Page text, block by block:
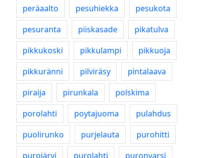
peräaalto
pesuhiekka
pesukota
pesuranta
piiskasade
pikatulva
pikkukoski
pikkulampi
pikkuoja
pikkuränni
pilviräsy
pintalaava
piraija
pirunkala
polskima
porolahti
poytajuoma
pulahdus
puolirunko
purjelauta
purohitti
purojärvi
purolahti
puronvarsi